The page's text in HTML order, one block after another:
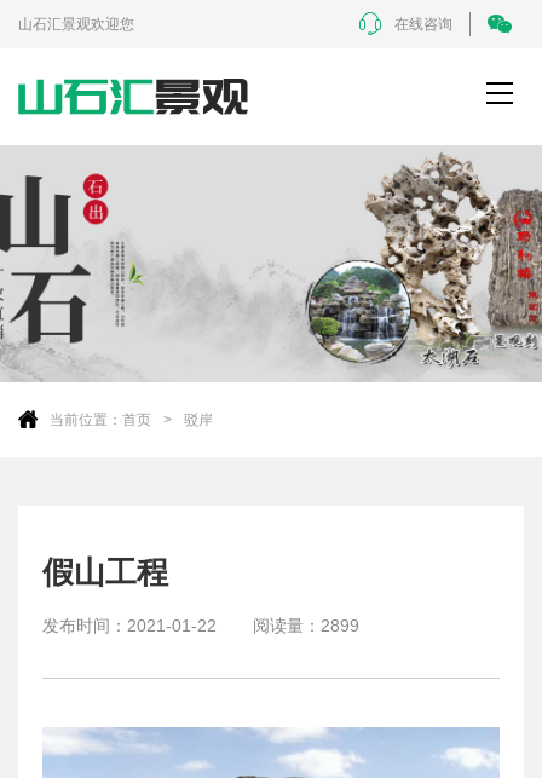
山石汇景观欢迎您 在线咨询
当前位置： 首页 驳岸
假山工程
发布时间： 2021-01-22 阅读量： 2899